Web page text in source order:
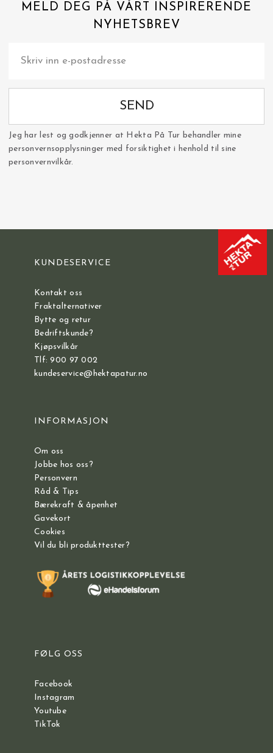
MELD DEG PÅ VÅRT INSPIRERENDE
NYHETSBREV
SEND
Jeg har lest og godkjenner at Hekta På Tur behandler mine
personvernsopplysninger med forsiktighet i henhold til sine
personvernvilkår.
KUNDESERVICE
Kontakt oss
Fraktalternativer
Bytte og retur
Bedriftskunde?
Kjøpsvilkår
Tlf: 900 97 002
kundeservice@hektapatur.no
INFORMASJON
Om oss
Jobbe hos oss?
Personvern
Råd & Tips
Bærekraft & åpenhet
Gavekort
Cookies
Vil du bli produkttester?
FØLG OSS
Facebook
Instagram
Youtube
TikTok